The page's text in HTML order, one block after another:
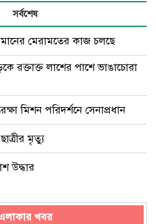
সর্বশেষ
মেরামতের কাজ চলছে
রক্তাক্ত লাশের পাশে ভাঙাচোরা
মিশন পরিদর্শনে সেনাপ্রধান
মৃত্যু
উদ্ধার
খবর